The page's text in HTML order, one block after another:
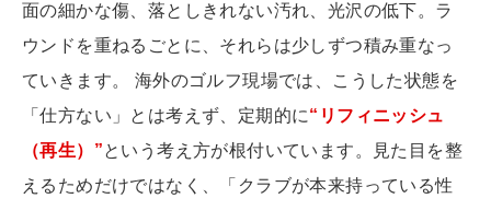
面の細かな傷、落としきれない汚れ、光沢の低下。ラ
ウンドを重ねるごとに、それらは少しずつ積み重なっ
ていきます。 海外のゴルフ現場では、こうした状態を
「仕方ない」とは考えず、定期的に“リフィニッシュ
（再生）”という考え方が根付いています。見た目を整
えるためだけではなく、「クラブが本来持っている性